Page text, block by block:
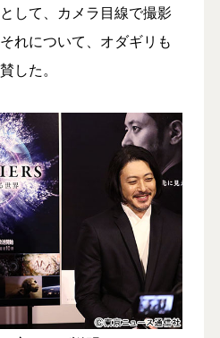
して、カメラ目線で撮影
れについて、オダギリも
した。